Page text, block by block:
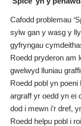
Cafodd problemau
sylw gan y wasg y
gyfryngau
Roedd pryderon am
gwelwyd lluniau
Roedd pobl yn
argraff yr oedd yn ei
dod i mewn i’r dref,
Roedd helpu pobl i